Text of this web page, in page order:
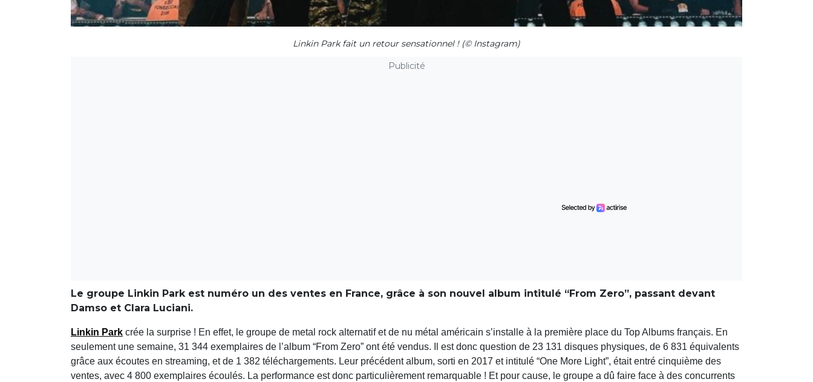
Linkin Park fait un retour sensationnel ! (© Instagram)
Publicité
Le groupe Linkin Park est numéro un des ventes en France, grâce à son nouvel album intitulé “From Zero”, passant devant
Damso et Clara Luciani.
Linkin Park crée la surprise ! En effet, le groupe de metal rock alternatif et de nu métal américain s’installe à la première place du Top Albums français. En
seulement une semaine, 31 344 exemplaires de l’album “From Zero” ont été vendus. Il est donc question de 23 131 disques physiques, de 6 831 équivalents
grâce aux écoutes en streaming, et de 1 382 téléchargements. Leur précédent album, sorti en 2017 et intitulé “One More Light”, était entré cinquième des
ventes, avec 4 800 exemplaires écoulés. La performance est donc particulièrement remarquable ! Et pour cause, le groupe a dû faire face à des concurrents